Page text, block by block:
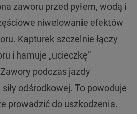
zaworu przed pyłem, wodą i
niwelowanie efektów
Kapturek szczelnie łączy
i hamuje „ucieczkę”
podczas jazdy
odśrodkowej. To powoduje
prowadzić do uszkodzenia.